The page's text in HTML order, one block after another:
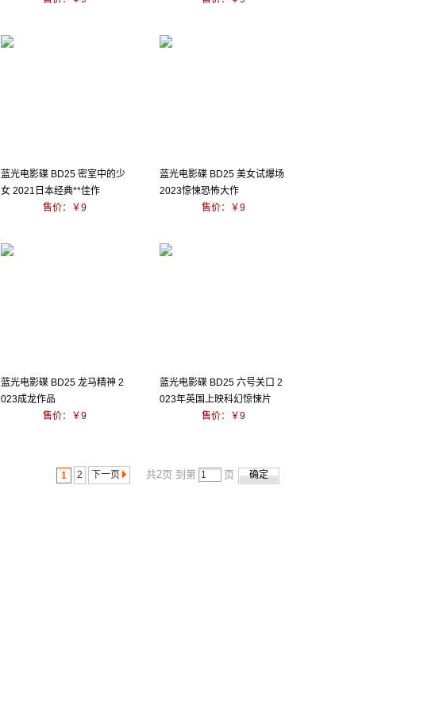
蓝光电影碟 BD25 密室中的少
女 2021日本经典**佳作
售价：￥9
蓝光电影碟 BD25 美女试爆场
2023惊悚恐怖大作
售价：￥9
蓝光电影碟 BD25 龙马精神 2
023成龙作品
售价：￥9
蓝光电影碟 BD25 六号关口 2
023年英国上映科幻惊悚片
售价：￥9
1 2 下一页 共2页 到第 页